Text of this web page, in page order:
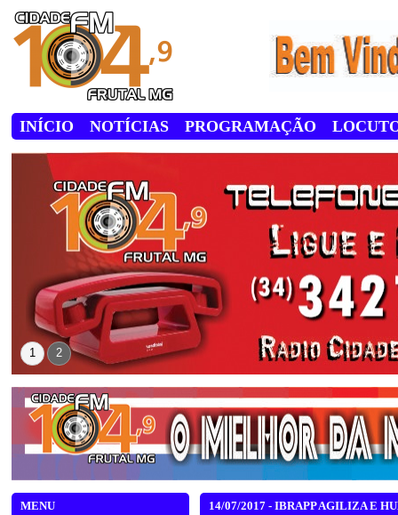
INÍCIO NOTÍCIAS PROGRAMAÇÃO
1 2
MENU
14/07/2017 - IBRAPP AGILIZA E